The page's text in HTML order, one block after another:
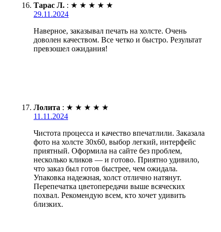
Тарас Л. : ★ ★ ★ ★ ★
29.11.2024
Наверное, заказывал печать на холсте. Очень
доволен качеством. Все четко и быстро. Результат
превзошел ожидания!
Лолита : ★ ★ ★ ★ ★
11.11.2024
Чистота процесса и качество впечатлили. Заказала
фото на холсте 30х60, выбор легкий, интерфейс
приятный. Оформила на сайте без проблем,
несколько кликов — и готово. Приятно удивило,
что заказ был готов быстрее, чем ожидала.
Упаковка надежная, холст отлично натянут.
Перепечатка цветопередачи выше всяческих
похвал. Рекомендую всем, кто хочет удивить
близких.